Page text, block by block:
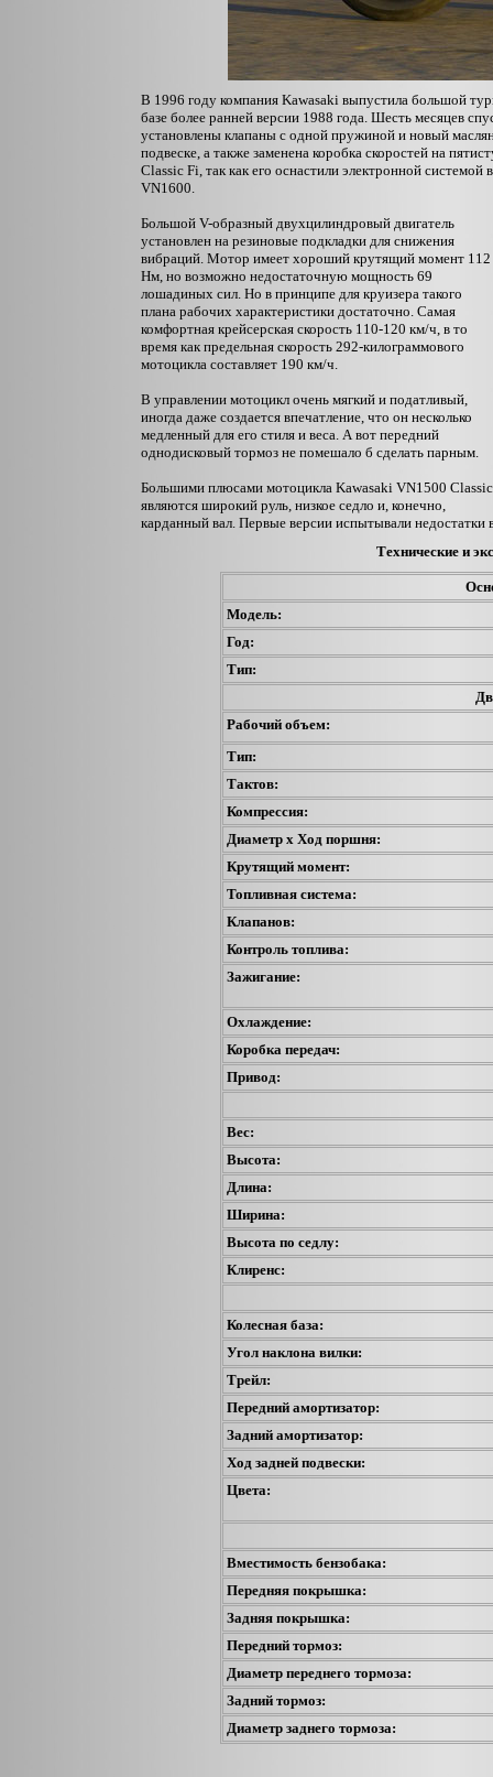
В 1996 году компания Kawasaki выпустила большой
базе более ранней версии 1988 года. Шесть месяцев
установлены клапаны с одной пружиной и новый
подвеске, а также заменена коробка скоростей на
Classic Fi, так как его оснастили электронной
VN1600.
Большой V-образный двухцилиндровый двигатель
установлен на резиновые подкладки для снижения
вибраций. Мотор имеет хороший крутящий момент 112
Нм, но возможно недостаточную мощность 69
лошадиных сил. Но в принципе для круизера такого
плана рабочих характеристики достаточно. Самая
комфортная крейсерская скорость 110-120 км/ч, в то
время как предельная скорость 292-килограммового
мотоцикла составляет 190 км/ч.
В управлении мотоцикл очень мягкий и податливый,
иногда даже создается впечатление, что он несколько
медленный для его стиля и веса. А вот передний
однодисковый тормоз не помешало б сделать парным.
Большими плюсами мотоцикла Kawasaki VN1500 Classic
являются широкий руль, низкое седло и, конечно,
карданный вал. Первые версии испытывали недостатки
Технические и
Модель:
Год:
Тип:
Рабочий объем:
Тип:
Тактов:
Компрессия:
Диаметр х Ход поршня:
Крутящий момент:
Топливная система:
Клапанов:
Контроль топлива:
Зажигание:
Охлаждение:
Коробка передач:
Привод:
Вес:
Высота:
Длина:
Ширина:
Высота по седлу:
Клиренс:
Колесная база:
Угол наклона вилки:
Трейл:
Передний амортизатор:
Задний амортизатор:
Ход задней подвески:
Цвета:
Вместимость бензобака:
Передняя покрышка:
Задняя покрышка:
Передний тормоз:
Диаметр переднего тормоза:
Задний тормоз:
Диаметр заднего тормоза: